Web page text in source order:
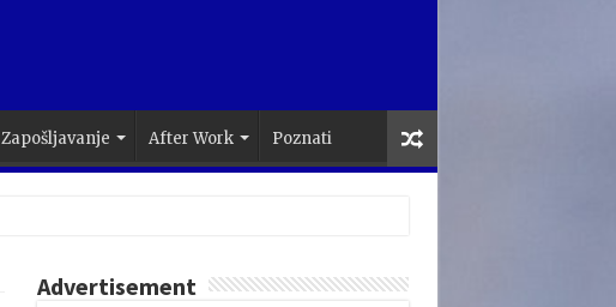
Zapošljavanje After Work Poznati
Advertisement